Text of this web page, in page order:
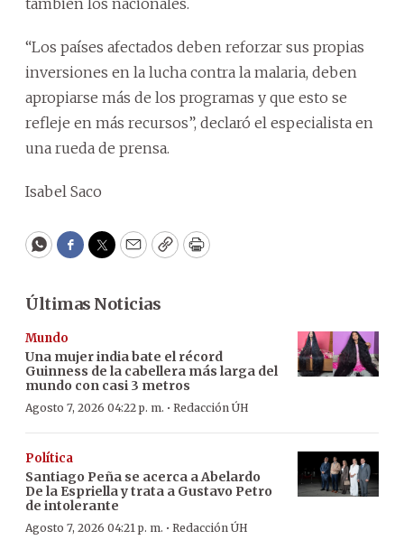
“Los países afectados deben reforzar sus propias
inversiones en la lucha contra la malaria, deben
apropiarse más de los programas y que esto se
refleje en más recursos”, declaró el especialista en
una rueda de prensa.
Isabel Saco
WhatsApp
Facebook
Twitter
EmailCopyPrint
Últimas Noticias
Mundo
Una mujer india bate el récord
Guinness de la cabellera más larga del
mundo con casi 3 metros
Agosto 7, 2026 04:22 p. m. · Redacción ÚH
Política
Santiago Peña se acerca a Abelardo
De la Espriella y trata a Gustavo Petro
de intolerante
Agosto 7, 2026 04:21 p. m. · Redacción ÚH